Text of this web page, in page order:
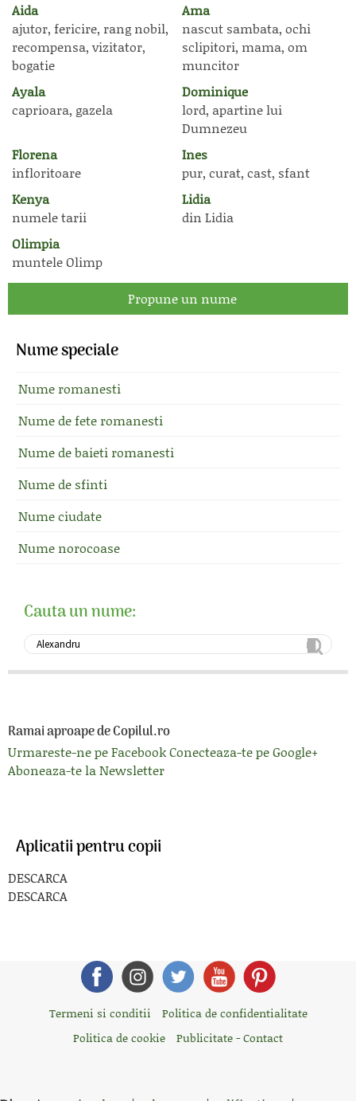
Aida
ajutor, fericire, rang nobil,
recompensa, vizitator,
bogatie
Ama
nascut sambata, ochi
sclipitori, mama, om
muncitor
Ayala
caprioara, gazela
Dominique
lord, apartine lui
Dumnezeu
Florena
infloritoare
Ines
pur, curat, cast, sfant
Kenya
numele tarii
Lidia
din Lidia
Olimpia
muntele Olimp
Propune un nume
Nume speciale
Nume romanesti
Nume de fete romanesti
Nume de baieti romanesti
Nume de sfinti
Nume ciudate
Nume norocoase
Cauta un nume:
Ramai aproape de Copilul.ro
Urmareste-ne pe FacebookConecteaza-te pe Google+
Aboneaza-te la Newsletter
Aplicatii pentru copii
DESCARCA
DESCARCA
Termeni si conditii
Politica de confidentialitate
Politica de cookie
Publicitate - Contact